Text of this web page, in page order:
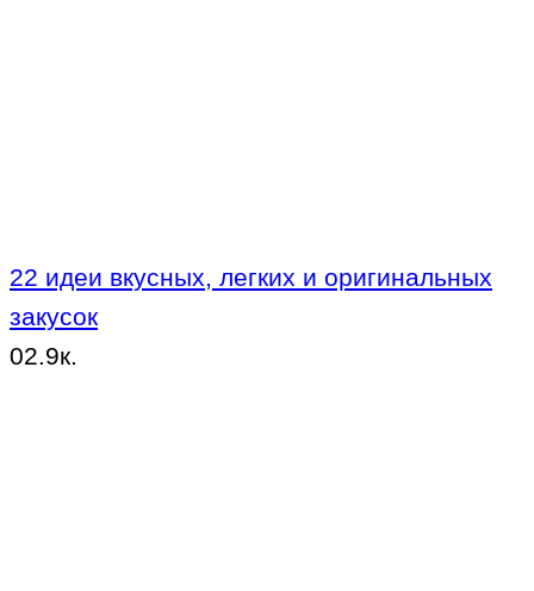
22 идеи вкусных, легких и оригинальных
закусок
02.9к.